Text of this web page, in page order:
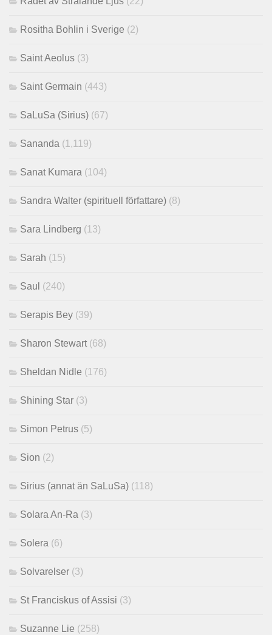
Rositha Bohlin i Sverige (2)
Saint Aeolus (3)
Saint Germain (443)
SaLuSa (Sirius) (67)
Sananda (1,119)
Sanat Kumara (104)
Sandra Walter (spirituell författare) (8)
Sara Lindberg (13)
Sarah (15)
Saul (240)
Serapis Bey (39)
Sharon Stewart (68)
Sheldan Nidle (176)
Shining Star (3)
Simon Petrus (5)
Sion (2)
Sirius (annat än SaLuSa) (118)
Solara An-Ra (3)
Solera (6)
Solvarelser (3)
St Franciskus of Assisi (3)
Suzanne Lie (258)